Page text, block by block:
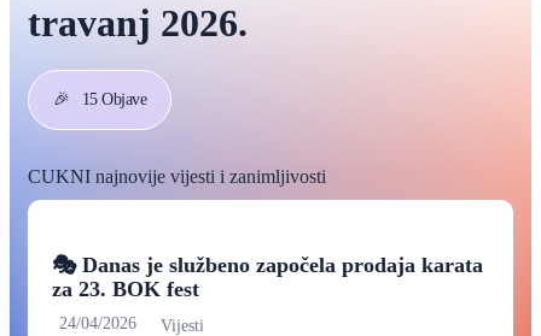
travanj 2026.
🎉 15 Objave
CUKNI najnovije vijesti i zanimljivosti
🎭 Danas je službeno započela prodaja karata
za 23. BOK fest
24/04/2026 Vijesti